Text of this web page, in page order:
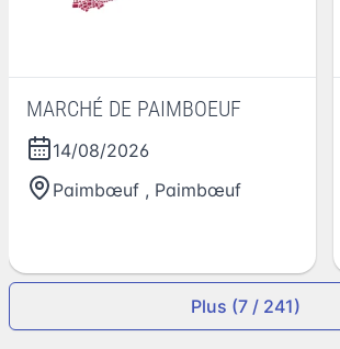
MARCHÉ DE PAIMBOEUF
14/08/2026
Paimbœuf , Paimbœuf
Plus (7 / 241)